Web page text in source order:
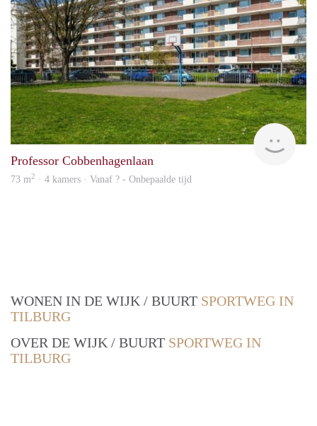
Professor Cobbenhagenlaan
73 m2 · 4 kamers · Vanaf ? - Onbepaalde tijd
WONEN IN DE WIJK / BUURT SPORTWEG IN
TILBURG
OVER DE WIJK / BUURT SPORTWEG IN
TILBURG